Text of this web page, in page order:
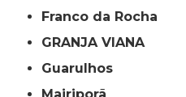
Franco da Rocha
GRANJA VIANA
Guarulhos
Mairiporã